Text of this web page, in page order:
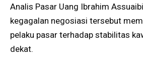
Analis Pasar Uang Ibrahim
kegagalan negosiasi tersebut
pelaku pasar terhadap stabilitas
dekat.